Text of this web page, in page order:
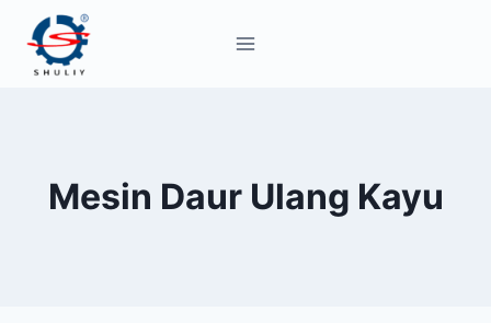
content
Mesin Daur Ulang Kayu